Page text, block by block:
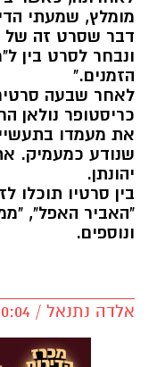
מומלץ, שמעתי
דבר שסרט זה של
ונבחר לסרט בין
הזמנים."
לאחר שבעה
כריסטופר נולאן
את מעמדו
שנודע כמעמיק.
יהונתן.
בין סרטיו תוכלו
"האביר האפל",
ונוספים.
אלדה נתנאל / 10:04 01.08.17